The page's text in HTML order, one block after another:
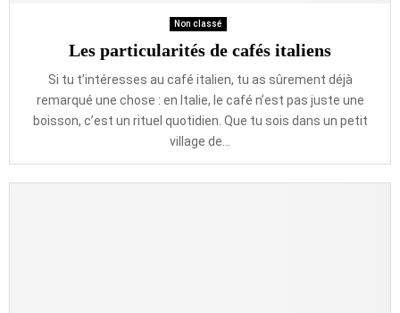
Non classé
Les particularités de cafés italiens
Si tu t’intéresses au café italien, tu as sûrement déjà
remarqué une chose : en Italie, le café n’est pas juste une
boisson, c’est un rituel quotidien. Que tu sois dans un petit
village de...